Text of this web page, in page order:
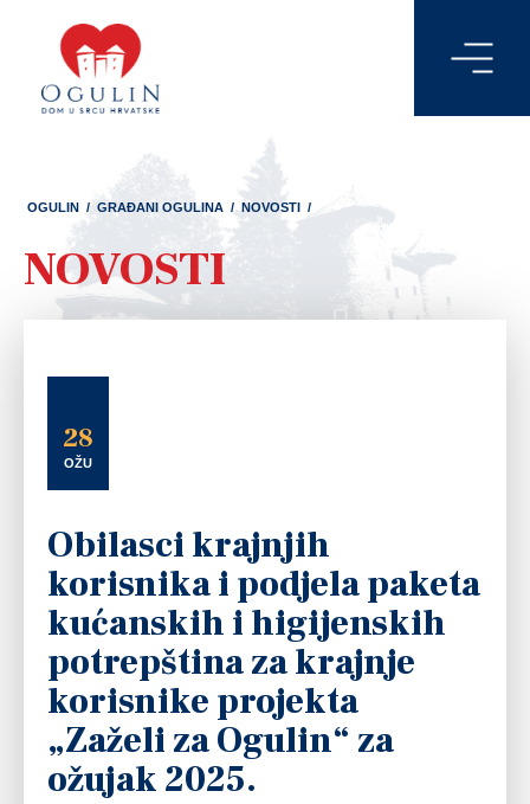
OGULIN / GRAĐANI OGULINA / NOVOSTI /
NOVOSTI
28
OŽU
Obilasci krajnjih
korisnika i podjela paketa
kućanskih i higijenskih
potrepština za krajnje
korisnike projekta
„Zaželi za Ogulin“ za
ožujak 2025.